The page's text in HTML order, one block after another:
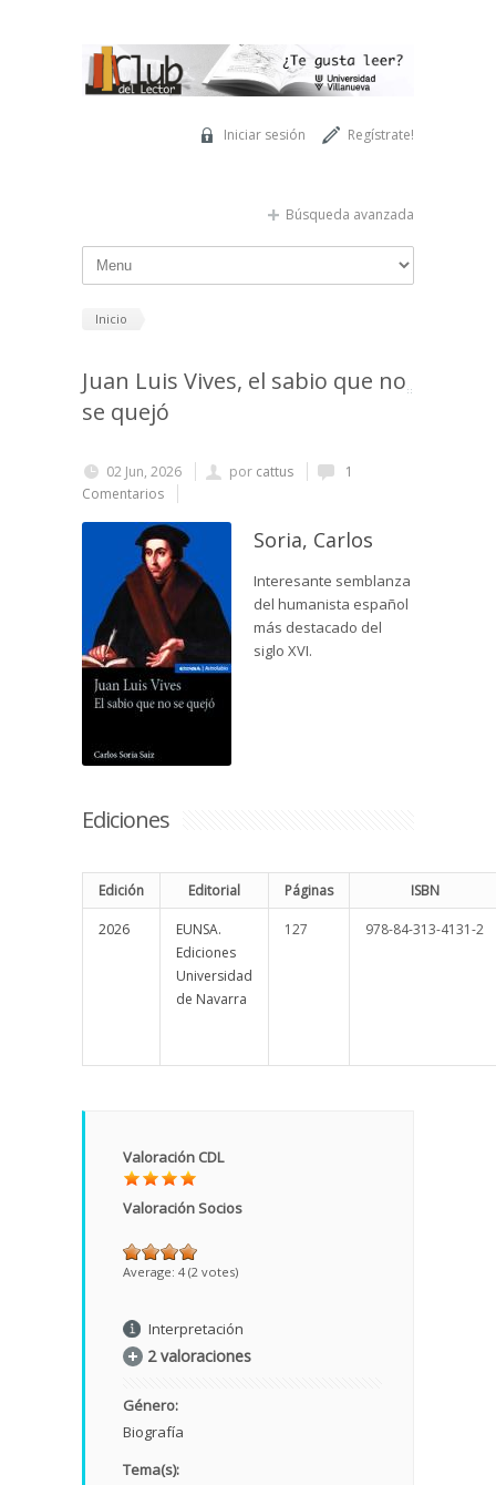
Regístrate!
Iniciar sesión
Búsqueda avanzada
Inicio
Juan Luis Vives, el sabio que no
se quejó
02 Jun, 2026 por cattus
1
Comentarios
Soria, Carlos
Interesante semblanza
del humanista español
más destacado del
siglo XVI.
Ediciones
Edición Editorial Páginas ISBN
2026
EUNSA.
Ediciones
Universidad
de Navarra
127 978-84-313-4131-2
Valoración CDL
Valoración Socios
Average: 4 (2 votes)
Interpretación
2 valoraciones
Género:
Biografía
Tema(s):